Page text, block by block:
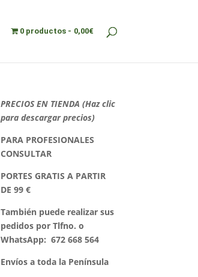
0 productos 0,00€
PRECIOS EN TIENDA (Haz clic
para descargar precios)
PARA PROFESIONALES
CONSULTAR
PORTES GRATIS A PARTIR
DE 99 €
También puede realizar sus
pedidos por Tlfno. o
WhatsApp: 672 668 564
Envíos a toda la Península